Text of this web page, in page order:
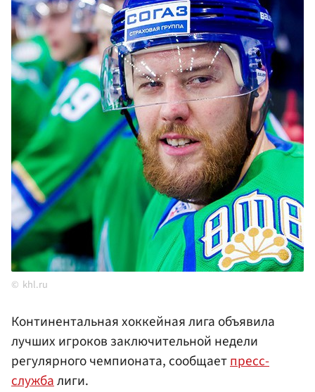
khl.ru
Континентальная хоккейная лига объявила
лучших игроков заключительной недели
регулярного чемпионата, сообщаетпресс-
службалиги.